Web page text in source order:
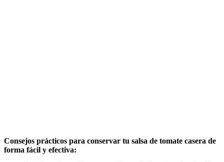
Consejos prácticos para conservar tu salsa de tomate casera de
forma fácil y efectiva: